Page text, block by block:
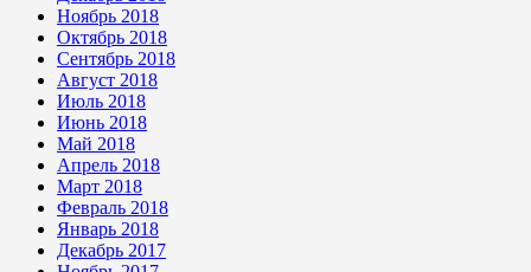
Ноябрь 2018
Октябрь 2018
Сентябрь 2018
Август 2018
Июль 2018
Июнь 2018
Май 2018
Апрель 2018
Март 2018
Февраль 2018
Январь 2018
Декабрь 2017